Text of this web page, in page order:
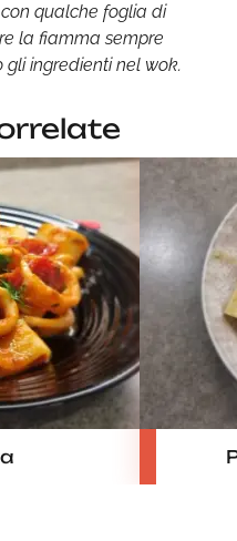
qualche foglia di
la fiamma sempre
ingredienti nel wok.